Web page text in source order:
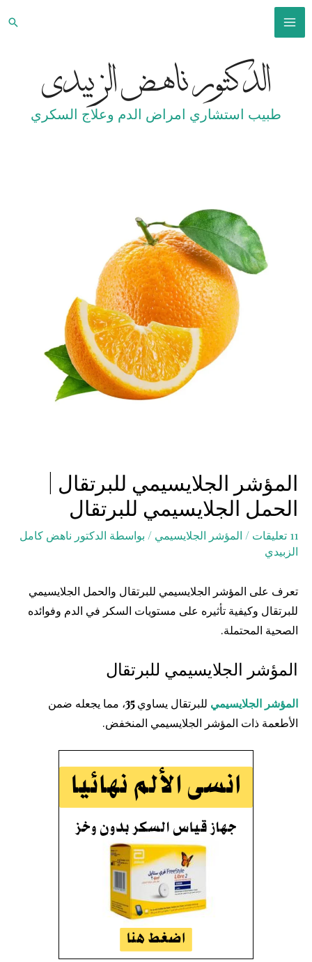
تخطي
MAIN
MENU
الدكتور ناهض الزبيدي
طبيب استشاري امراض الدم وعلاج السكري
المؤشر الجلايسيمي للبرتقال |
الحمل الجلايسيمي للبرتقال
11 تعليقات / المؤشر الجلايسيمي / بواسطة الدكتور ناهض كامل
الزبيدي
تعرف على المؤشر الجلايسيمي للبرتقال والحمل الجلايسيمي
للبرتقال وكيفية تأثيره على مستويات السكر في الدم وفوائده
الصحية المحتملة.
المؤشر الجلايسيمي للبرتقال
المؤشر الجلايسيمي للبرتقال يساوي35، مما يجعله ضمن
الأطعمة ذات المؤشر الجلايسيمي المنخفض.